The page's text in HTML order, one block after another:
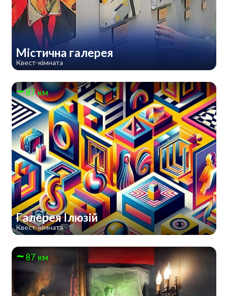
Містична галерея
Квест-кімната
87 км
Галерея Ілюзій
Квест-кімната
87 км